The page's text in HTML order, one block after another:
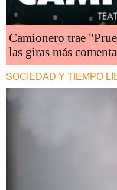
Camionero trae
las giras más
SOCIEDAD Y TIEMPO